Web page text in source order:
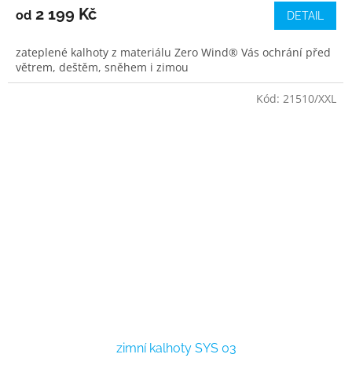
od 2 199 Kč DETAIL
zateplené kalhoty z materiálu Zero Wind® Vás ochrání před
větrem, deštěm, sněhem i zimou
zimní kalhoty SYS 03
Kód: 21510/XXL